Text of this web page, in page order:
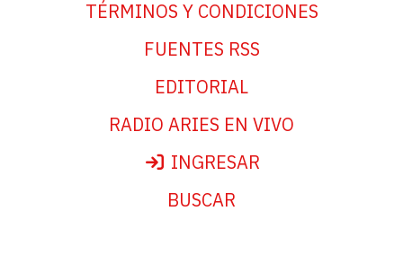
TÉRMINOS Y CONDICIONES
FUENTES RSS
EDITORIAL
RADIO ARIES EN VIVO
INGRESAR
BUSCAR